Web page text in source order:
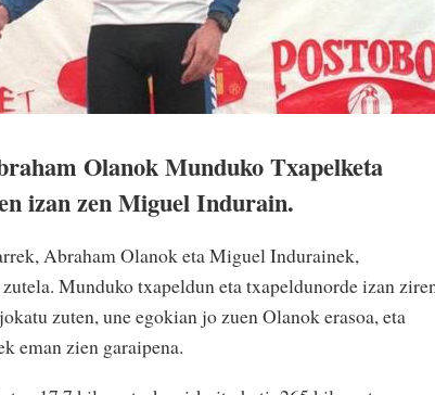
Olanok Munduko Txapelketa
izan zen Miguel Indurain.
Abraham Olanok eta Miguel Indurainek,
Munduko txapeldun eta txapeldunorde izan
zuten, une egokian jo zuen Olanok erasoa, eta
eman zien garaipena.